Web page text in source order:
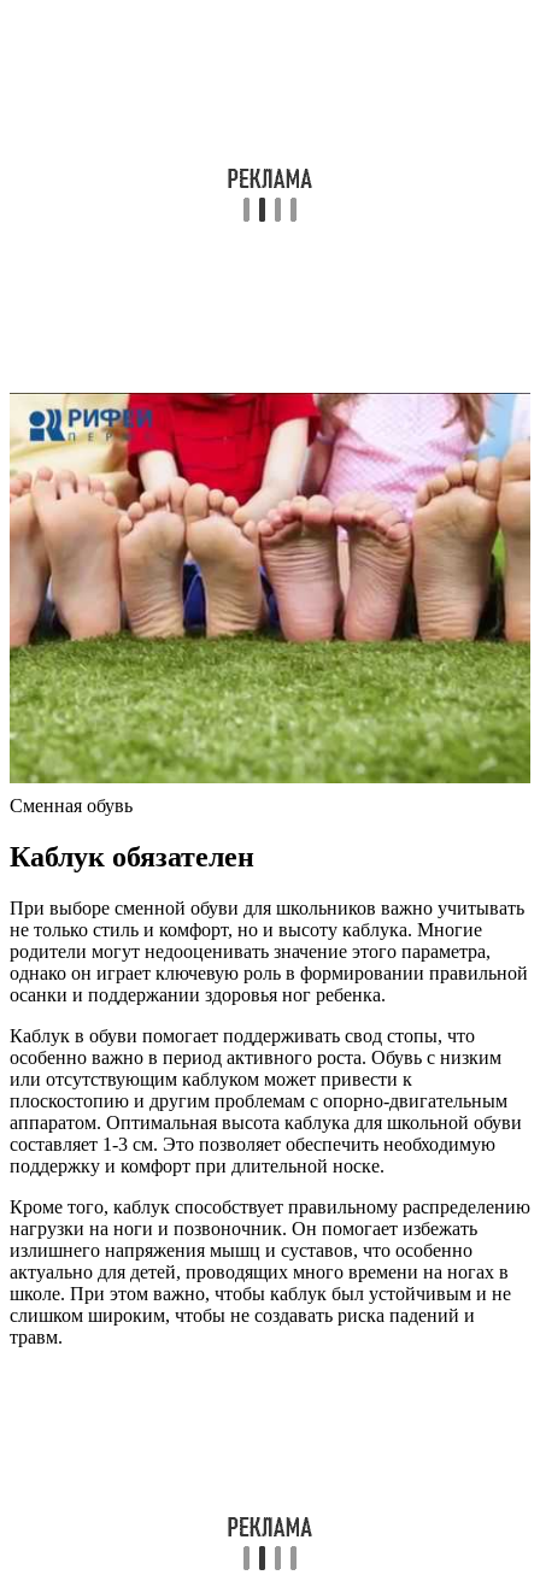
Сменная обувь
Каблук обязателен
При выборе сменной обуви для школьников важно учитывать
не только стиль и комфорт, но и высоту каблука. Многие
родители могут недооценивать значение этого параметра,
однако он играет ключевую роль в формировании правильной
осанки и поддержании здоровья ног ребенка.
Каблук в обуви помогает поддерживать свод стопы, что
особенно важно в период активного роста. Обувь с низким
или отсутствующим каблуком может привести к
плоскостопию и другим проблемам с опорно-двигательным
аппаратом. Оптимальная высота каблука для школьной обуви
составляет 1-3 см. Это позволяет обеспечить необходимую
поддержку и комфорт при длительной носке.
Кроме того, каблук способствует правильному распределению
нагрузки на ноги и позвоночник. Он помогает избежать
излишнего напряжения мышц и суставов, что особенно
актуально для детей, проводящих много времени на ногах в
школе. При этом важно, чтобы каблук был устойчивым и не
слишком широким, чтобы не создавать риска падений и
травм.